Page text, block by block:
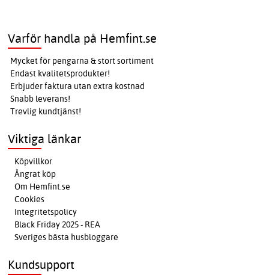
Varför handla på Hemfint.se
Mycket för pengarna & stort sortiment
Endast kvalitetsprodukter!
Erbjuder faktura utan extra kostnad
Snabb leverans!
Trevlig kundtjänst!
Viktiga länkar
Köpvillkor
Ångrat köp
Om Hemfint.se
Cookies
Integritetspolicy
Black Friday 2025 - REA
Sveriges bästa husbloggare
Kundsupport